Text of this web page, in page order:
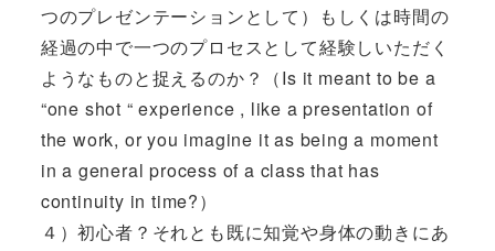
つのプレゼンテーションとして）もしくは時間の
経過の中で一つのプロセスとして経験しいただく
ようなものと捉えるのか？（Is it meant to be a
“one shot “ experience , like a presentation of
the work, or you imagine it as being a moment
in a general process of a class that has
continuity in time?）
４）初心者？それとも既に知覚や身体の動きにあ